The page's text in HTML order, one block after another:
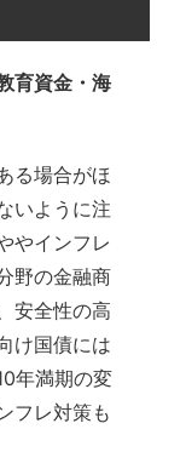
育資金・海
る場合がほ
いように注
やインフレ
野の金融商
安全性の高
け国債には
年満期の変
フレ対策も